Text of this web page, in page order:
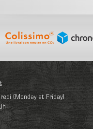
(Monday at Friday) :